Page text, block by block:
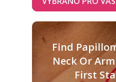
Find
Neck Or
First